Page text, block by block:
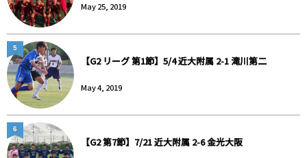
May 25, 2019
【G2 リーグ 第1節】5/4 近大附属 2-1 滝川第二
May 4, 2019
5
【G2 第7節】7/21 近大附属 2-6 金光大阪
6